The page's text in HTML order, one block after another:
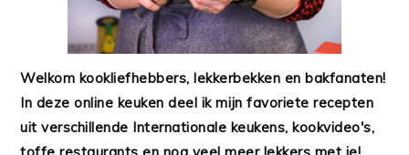
Welkom kookliefhebbers, lekkerbekken en bakfanaten!
In deze online keuken deel ik mijn favoriete recepten
uit verschillende Internationale keukens, kookvideo's,